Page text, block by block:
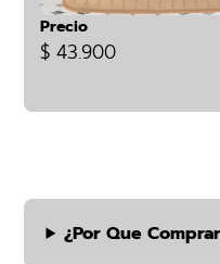
Precio
$ 43.900
¿por Que